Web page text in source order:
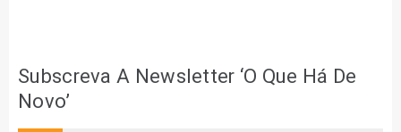
Subscreva A Newsletter ‘O Que Há De
Novo’